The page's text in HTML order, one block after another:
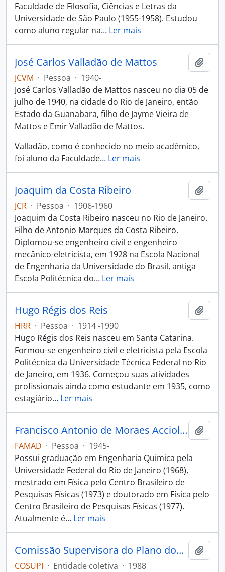
Faculdade de Filosofia, Ciências e Letras da
Universidade de São Paulo (1955-1958). Estudou
como aluno regular na… Ler mais
José Carlos Valladão de Mattos
JCVM · Pessoa · 1940-
José Carlos Valladão de Mattos nasceu no dia 05 de
julho de 1940, na cidade do Rio de Janeiro, então
Estado da Guanabara, filho de Jayme Vieira de
Mattos e Emir Valladão de Mattos.
Valladão, como é conhecido no meio acadêmico,
foi aluno da Faculdade… Ler mais
Joaquim da Costa Ribeiro
JCR · Pessoa · 1906-1960
Joaquim da Costa Ribeiro nasceu no Rio de Janeiro.
Filho de Antonio Marques da Costa Ribeiro.
Diplomou-se engenheiro civil e engenheiro
mecânico-eletricista, em 1928 na Escola Nacional
de Engenharia da Universidade do Brasil, antiga
Escola Politécnica do… Ler mais
Hugo Régis dos Reis
HRR · Pessoa · 1914 -1990
Hugo Régis dos Reis nasceu em Santa Catarina.
Formou-se engenheiro civil e eletricista pela Escola
Politécnica da Universidade Técnica Federal no Rio
de Janeiro, em 1936. Começou suas atividades
profissionais ainda como estudante em 1935, como
estagiário… Ler mais
Francisco Antonio de Moraes Accioli Dória
FAMAD · Pessoa · 1945-
Possui graduação em Engenharia Quimica pela
Universidade Federal do Rio de Janeiro (1968),
mestrado em Física pelo Centro Brasileiro de
Pesquisas Físicas (1973) e doutorado em Física pelo
Centro Brasileiro de Pesquisas Físicas (1977).
Atualmente é… Ler mais
Comissão Supervisora do Plano dos Institutos
COSUPI · Entidade coletiva · 1988